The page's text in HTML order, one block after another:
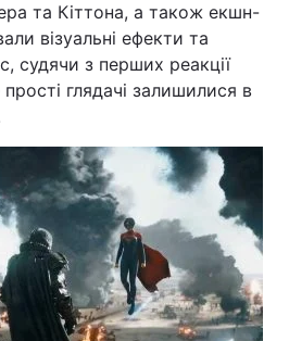
та Кіттона, а також екшн-
візуальні ефекти та
судячи з перших реакції
глядачі залишилися в